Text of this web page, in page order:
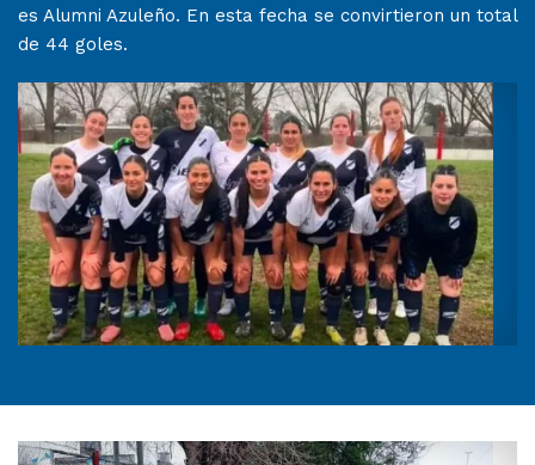
es Alumni Azuleño. En esta fecha se convirtieron un total
de 44 goles.